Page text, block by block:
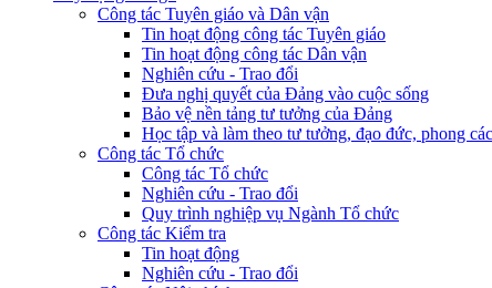
Công tác Tuyên giáo và Dân vận
Tin hoạt động công tác Tuyên giáo
Tin hoạt động công tác Dân vận
Nghiên cứu - Trao đổi
Đưa nghị quyết của Đảng vào cuộc sống
Bảo vệ nền tảng tư tưởng của Đảng
Học tập và làm theo tư tưởng, đạo đức, phong
Công tác Tổ chức
Công tác Tổ chức
Nghiên cứu - Trao đổi
Quy trình nghiệp vụ Ngành Tổ chức
Công tác Kiểm tra
Tin hoạt động
Nghiên cứu - Trao đổi